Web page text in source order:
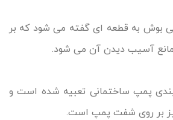
بوش به قطعه ای گفته می شود که بر
مانع آسیب دیدن آن می شود.
پمپ ساختمانی تعبیه شده است و
بر روی شفت پمپ است.